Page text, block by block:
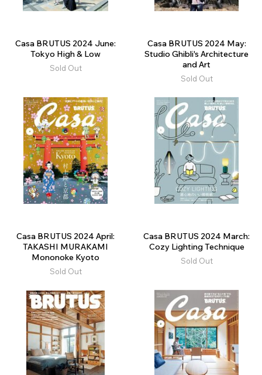
Casa BRUTUS 2024 June:
Tokyo High & Low
Sold Out
Casa BRUTUS 2024 May:
Studio Ghibli's Architecture
and Art
Sold Out
Casa BRUTUS 2024 April:
TAKASHI MURAKAMI
Mononoke Kyoto
Sold Out
Casa BRUTUS 2024 March:
Cozy Lighting Technique
Sold Out